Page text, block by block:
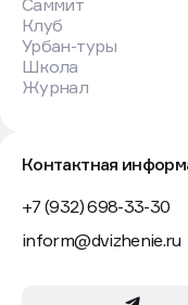
Саммит
Клуб
Урбан-туры
Школа
Журнал
Контактная
+7 (932) 698-33-30
inform@dvizhenie.ru